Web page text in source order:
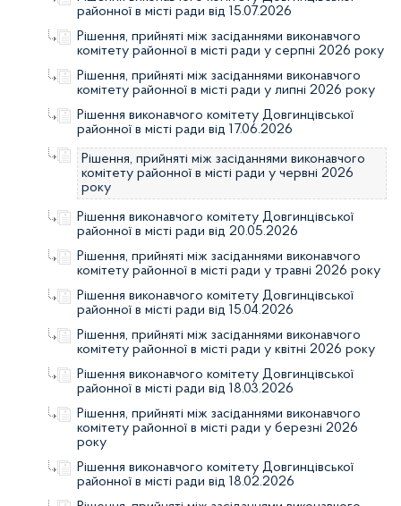
районної в місті ради від 15.07.2026
Рішення, прийняті між засіданнями виконавчого
комітету районної в місті ради у серпні 2026 року
Рішення, прийняті між засіданнями виконавчого
комітету районної в місті ради у липні 2026 року
Рішення виконавчого комітету Довгинцівської
районної в місті ради від 17.06.2026
Рішення, прийняті між засіданнями виконавчого
комітету районної в місті ради у червні 2026
року
Рішення виконавчого комітету Довгинцівської
районної в місті ради від 20.05.2026
Рішення, прийняті між засіданнями виконавчого
комітету районної в місті ради у травні 2026 року
Рішення виконавчого комітету Довгинцівської
районної в місті ради від 15.04.2026
Рішення, прийняті між засіданнями виконавчого
комітету районної в місті ради у квітні 2026 року
Рішення виконавчого комітету Довгинцівської
районної в місті ради від 18.03.2026
Рішення, прийняті між засіданнями виконавчого
комітету районної в місті ради у березні 2026
року
Рішення виконавчого комітету Довгинцівської
районної в місті ради від 18.02.2026